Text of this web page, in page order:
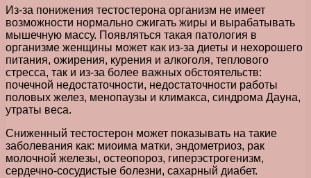
Из-за понижения тестостерона организм не имеет
возможности нормально сжигать жиры и вырабатывать
мышечную массу. Появляться такая патология в
организме женщины может как из-за диеты и нехорошего
питания, ожирения, курения и алкоголя, теплового
стресса, так и из-за более важных обстоятельств:
почечной недостаточности, недостаточности работы
половых желез, менопаузы и климакса, синдрома Дауна,
утраты веса.
Сниженный тестостерон может показывать на такие
заболевания как: миоима матки, эндометриоз, рак
молочной железы, остеопороз, гиперэстрогенизм,
сердечно-сосудистые болезни, сахарный диабет.